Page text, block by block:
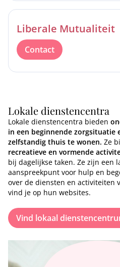
Liberale Mutualiteit
Contact
Lokale dienstencentra
Lokale dienstencentra bieden
in een beginnende zorgsituatie
zelfstandig thuis te wonen. Ze
recreatieve en vormende
bij dagelijkse taken. Ze zijn een
aanspreekpunt voor hulp en
over de diensten en activiteiten
vind je op hun websites.
Vind lokaal